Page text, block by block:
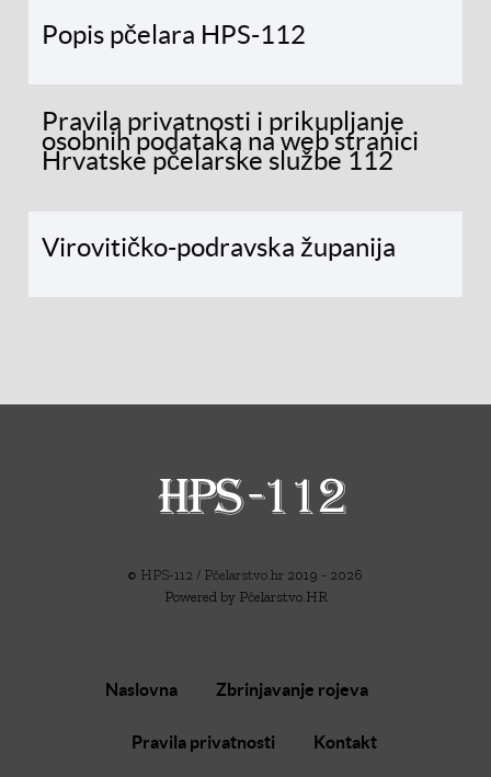
Popis pčelara HPS-112
Pravila privatnosti i prikupljanje
osobnih podataka na web stranici
Hrvatske pčelarske službe 112
Virovitičko-podravska županija
© HPS-112 / Pčelarstvo.hr 2019 - 2026
Powered by Pčelarstvo.HR
Naslovna Zbrinjavanje rojeva
Pravila privatnosti Kontakt